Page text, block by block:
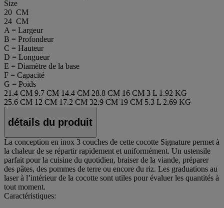
Size
20 CM
24 CM
A = Largeur
B = Profondeur
C = Hauteur
D = Longueur
E = Diamètre de la base
F = Capacité
G = Poids
21.4 CM 9.7 CM 14.4 CM 28.8 CM 16 CM 3 L 1.92 KG
25.6 CM 12 CM 17.2 CM 32.9 CM 19 CM 5.3 L 2.69 KG
détails du produit
La conception en inox 3 couches de cette cocotte Signature permet à
la chaleur de se répartir rapidement et uniformément. Un ustensile
parfait pour la cuisine du quotidien, braiser de la viande, préparer
des pâtes, des pommes de terre ou encore du riz. Les graduations au
laser à l’intérieur de la cocotte sont utiles pour évaluer les quantités à
tout moment.
Caractéristiques: